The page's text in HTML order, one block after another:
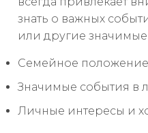
знать о важных
или другие
Семейное
Значимые события в
Личные интересы и